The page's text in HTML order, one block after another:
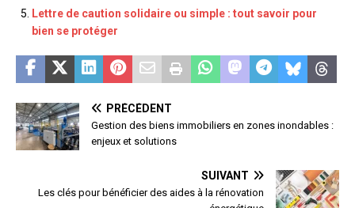
Lettre de caution solidaire ou simple : tout savoir pour
bien se protéger
PRÉCÉDENT
Gestion des biens immobiliers en zones inondables :
enjeux et solutions
SUIVANT
Les clés pour bénéficier des aides à la rénovation